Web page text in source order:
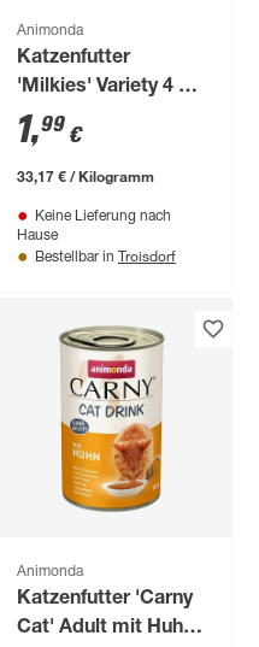
Animonda
Katzenfutter
'Milkies' Variety 4 x
15 g
1,99 €
33,17 € / Kilogramm
Keine Lieferung nach
Hause
Bestellbar in Troisdorf
Animonda
Katzenfutter 'Carny
Cat' Adult mit Huhn